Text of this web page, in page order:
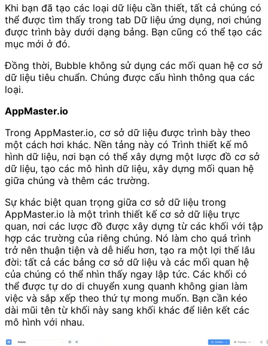
Khi bạn đã tạo các loại dữ liệu cần thiết, tất cả chúng có
thể được tìm thấy trong tab Dữ liệu ứng dụng, nơi chúng
được trình bày dưới dạng bảng. Bạn cũng có thể tạo các
mục mới ở đó.
Đồng thời, Bubble không sử dụng các mối quan hệ cơ sở
dữ liệu tiêu chuẩn. Chúng được cấu hình thông qua các
loại.
AppMaster.io
Trong AppMaster.io, cơ sở dữ liệu được trình bày theo
một cách hơi khác. Nền tảng này có Trình thiết kế mô
hình dữ liệu, nơi bạn có thể xây dựng một lược đồ cơ sở
dữ liệu, tạo các mô hình dữ liệu, xây dựng mối quan hệ
giữa chúng và thêm các trường.
Sự khác biệt quan trọng giữa cơ sở dữ liệu trong
AppMaster.io là một trình thiết kế cơ sở dữ liệu trực
quan, nơi các lược đồ được xây dựng từ các khối với tập
hợp các trường của riêng chúng. Nó làm cho quá trình
trở nên thuận tiện và dễ hiểu hơn, tạo ra một lợi thế lâu
đời: tất cả các bảng cơ sở dữ liệu và các mối quan hệ
của chúng có thể nhìn thấy ngay lập tức. Các khối có
thể được tự do di chuyển xung quanh không gian làm
việc và sắp xếp theo thứ tự mong muốn. Bạn cần kéo
dài mũi tên từ khối này sang khối khác để liên kết các
mô hình với nhau.